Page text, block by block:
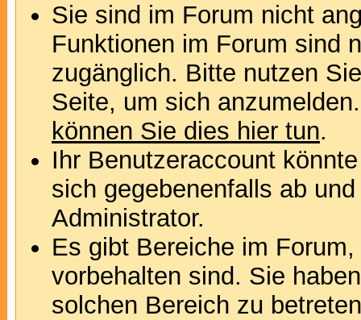
Sie sind im Forum nicht
Funktionen im Forum sind
zugänglich. Bitte nutzen
Seite, um sich
können Sie dies hier tun.
Ihr Benutzeraccount
sich gegebenenfalls ab
Administrator.
Es gibt Bereiche im
vorbehalten sind. Sie
solchen Bereich zu